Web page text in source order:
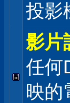
投影
影片
任何
映的